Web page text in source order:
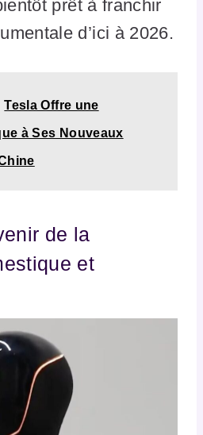
prêt à franchir
d’ici à 2026.
Tesla Offre une
à Ses Nouveaux
de la
et